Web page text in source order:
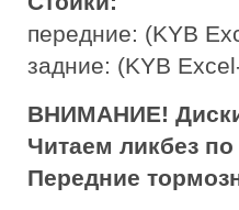
передние: (KYB
задние: (KYB
ВНИМАНИЕ!
Читаем ликбез
Передние